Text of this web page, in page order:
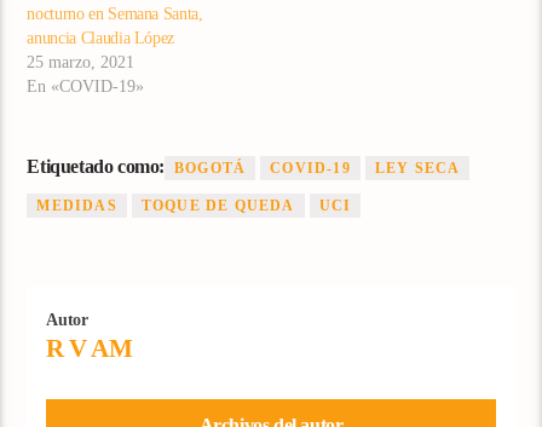
nocturno en Semana Santa,
anuncia Claudia López
25 marzo, 2021
En «COVID-19»
Etiquetado como: BOGOTÁ COVID-19 LEY SECA
MEDIDAS TOQUE DE QUEDA UCI
Autor
R V AM